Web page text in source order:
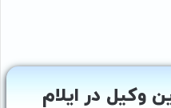
وکیل در ایلام